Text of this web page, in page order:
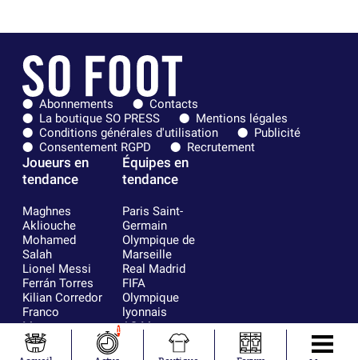
Abonnements
Contacts
La boutique SO PRESS
Mentions légales
Conditions générales d'utilisation
Publicité
Consentement RGPD
Recrutement
Joueurs en
tendance
Maghnes
Akliouche
Mohamed
Salah
Lionel Messi
Ferrán Torres
Kilian Corredor
Franco
Mastantuono
Orel Mangala
Rio Mavuba
Équipes en
tendance
Paris Saint-
Germain
Olympique de
Marseille
Real Madrid
FIFA
Olympique
lyonnais
AS Monaco
FC Barcelone
Argentine
1